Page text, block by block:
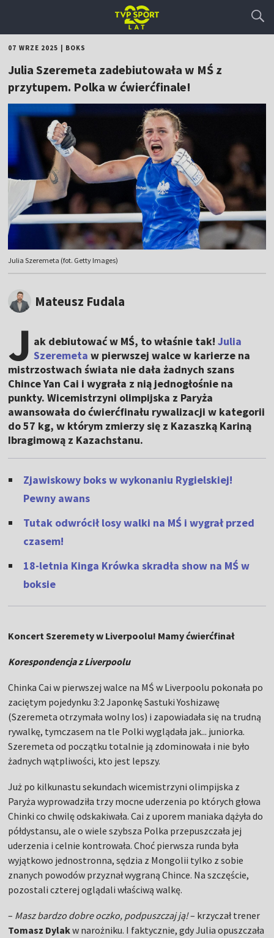
07 WRZE 2025 BOKS
Julia Szeremeta zadebiutowała w MŚ z
przytupem. Polka w ćwierćfinale!
Julia Szeremeta (fot. Getty Images)
Mateusz Fudala
J ak debiutować w MŚ, to właśnie tak!Julia
Szeremeta w pierwszej walce w karierze na
mistrzostwach świata nie dała żadnych szans
Chince Yan Cai i wygrała z nią jednogłośnie na
punkty. Wicemistrzyni olimpijska z Paryża
awansowała do ćwierćfinału rywalizacji w kategorii
do 57 kg, w którym zmierzy się z Kazaszką Kariną
Ibragimową z Kazachstanu.
Zjawiskowy boks w wykonaniu Rygielskiej!
Pewny awans
Tutak odwrócił losy walki na MŚ i wygrał przed
czasem!
18-letnia Kinga Krówka skradła show na MŚ w
boksie
Koncert Szeremety w Liverpoolu! Mamy ćwierćfinał
Korespondencja z Liverpoolu
Chinka Cai w pierwszej walce na MŚ w Liverpoolu pokonała po
zaciętym pojedynku 3:2 Japonkę Sastuki Yoshizawę
(Szeremeta otrzymała wolny los) i zapowiadała się na trudną
rywalkę, tymczasem na tle Polki wyglądała jak... juniorka.
Szeremeta od początku totalnie ją zdominowała i nie było
żadnych wątpliwości, kto jest lepszy.
Już po kilkunastu sekundach wicemistrzyni olimpijska z
Paryża wyprowadziła trzy mocne uderzenia po których głowa
Chinki co chwilę odskakiwała. Cai z uporem maniaka dążyła do
półdystansu, ale o wiele szybsza Polka przepuszczała jej
uderzenia i celnie kontrowała. Choć pierwsza runda była
wyjątkowo jednostronna, sędzia z Mongolii tylko z sobie
znanych powodów przyznał wygraną Chince. Na szczęście,
pozostali czterej oglądali właściwą walkę.
– Masz bardzo dobre oczko, podpuszczaj ją!– krzyczał trener
Tomasz Dylakw narożniku. I faktycznie, gdy Julia opuszczała